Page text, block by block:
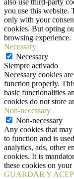
you use this website.
only with your
cookies. But opting
browsing experience.
Necessary
Necessary
Siempre activado
Necessary cookies
function properly.
basic functionalities
cookies do not store
Non-necessary
Non-necessary
Any cookies that
to function and is
analytics, ads, other
cookies. It is
these cookies on your
GUARDAR Y